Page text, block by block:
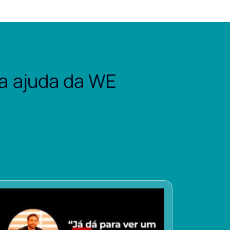
ajuda da WE